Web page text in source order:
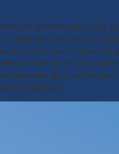
rem aperiam, eaque ipsa
aspernatur aut odit aut fugit,
dolor sit amet, consectetur,
ad minima veniam, quis
qui in ea
nulla pariatur